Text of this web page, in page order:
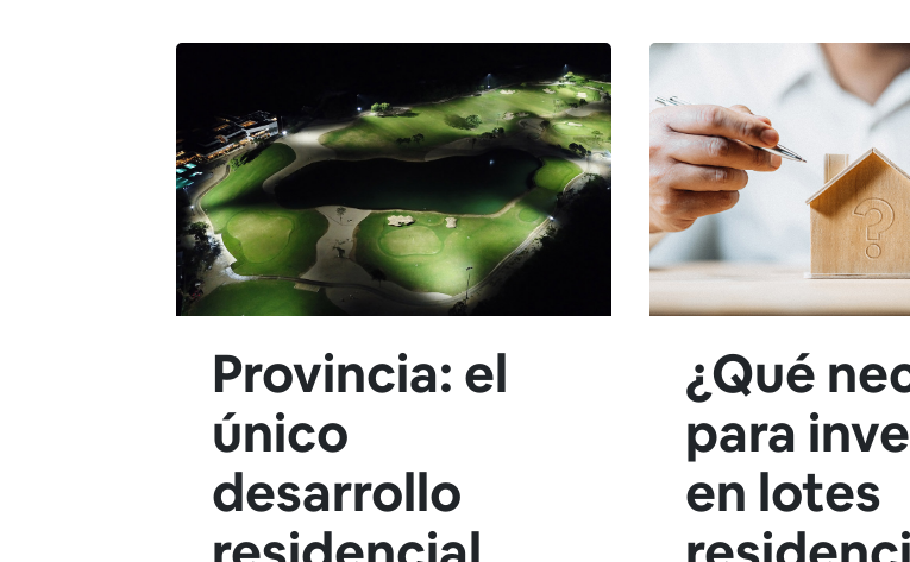
Provincia: el
único
desarrollo
¿Qué
para
en lotes